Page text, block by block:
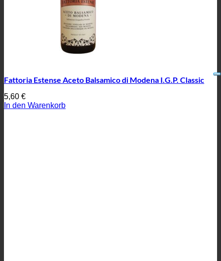
Fattoria Estense Aceto Balsamico di Modena I.G.P. Classic
5,60 €
In den Warenkorb